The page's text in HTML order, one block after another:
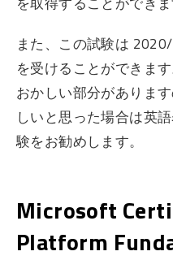
また、この試験は
を受けることができま
おかしい部分がありま
しいと思った場合は英
験をお勧めします。
Microsoft
Platform